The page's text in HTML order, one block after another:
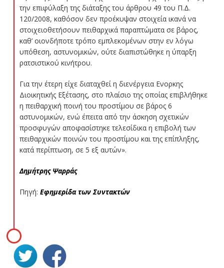
την επιφύλαξη της διάταξης του άρθρου 49 του Π.Δ.
120/2008, καθόσον δεν προέκυψαν στοιχεία ικανά να
στοιχειοθετήσουν πειθαρχικά παραπτώματα σε βάρος,
καθ’ οιονδήποτε τρόπο εμπλεκομένων στην εν λόγω
υπόθεση, αστυνομικών, ούτε διαπιστώθηκε η ύπαρξη
ρατσιστικού κινήτρου.
Για την έτερη είχε διαταχθεί η διενέργεια Ενορκης
Διοικητικής Εξέτασης, στο πλαίσιο της οποίας επιβλήθηκε
η πειθαρχική ποινή του προστίμου σε βάρος 6
αστυνομικών, ενώ έπειτα από την άσκηση σχετικών
προσφυγών αποφασίστηκε τελεσίδικα η επιβολή των
πειθαρχικών ποινών του προστίμου και της επίπληξης,
κατά περίπτωση, σε 5 εξ αυτών».
Δημήτρης Ψαρράς
Πηγή: Εφημερίδα των Συντακτών